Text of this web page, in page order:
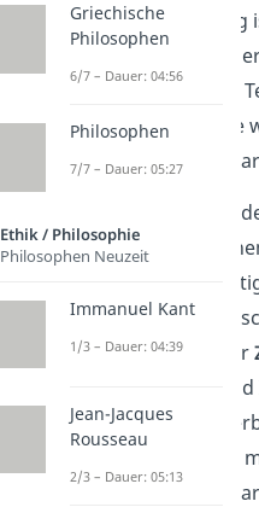
Rechnung unvollständig
die Größe des
auch diePosition
eines
bestimmen.Die Theorie
Determinismus
Eine andere Theorie zu
besagt aber, dass
nicht
Demnach wären die
zusätzliche Variable: der
könnte man den Ort
Teilchensnieklar
Theorie wäre also nicht
Determinismus
Griechische
Philosophen
6/7 – Dauer: 04:56
Philosophen
7/7 – Dauer: 05:27
Ethik / Philosophie
Philosophen Neuzeit
Immanuel Kant
1/3 – Dauer: 04:39
Jean-Jacques
Rousseau
2/3 – Dauer: 05:13